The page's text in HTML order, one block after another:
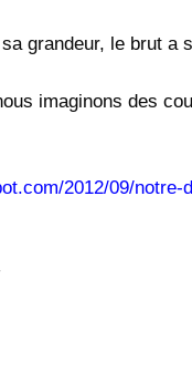
grandeur, le brut a
imaginons des
2012/09/notre-